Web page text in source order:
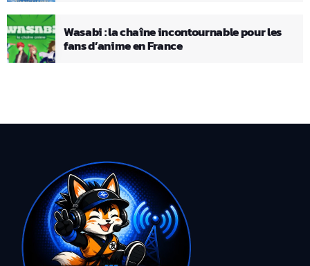
Wasabi : la chaîne incontournable pour les
fans d’anime en France